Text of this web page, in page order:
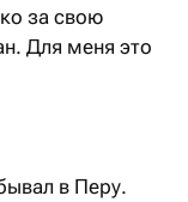
за свою
Для меня это
в Перу.